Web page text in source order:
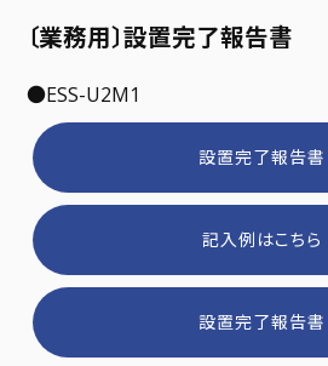
〔業務用〕設置完了報告書
●ESS-U2M1
設置完了報告書
記入例はこちら
設置完了報告書